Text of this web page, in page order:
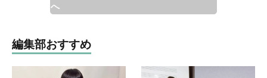
へ
編集部おすすめ